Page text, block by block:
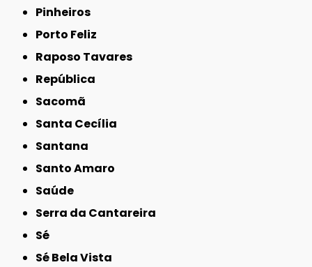
Pinheiros
Porto Feliz
Raposo Tavares
República
Sacomã
Santa Cecília
Santana
Santo Amaro
Saúde
Serra da Cantareira
Sé
Sé Bela Vista